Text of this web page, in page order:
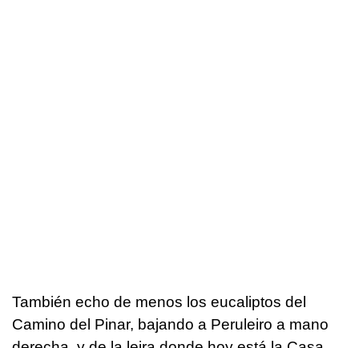
También echo de menos los eucaliptos del
Camino del Pinar, bajando a Peruleiro a mano